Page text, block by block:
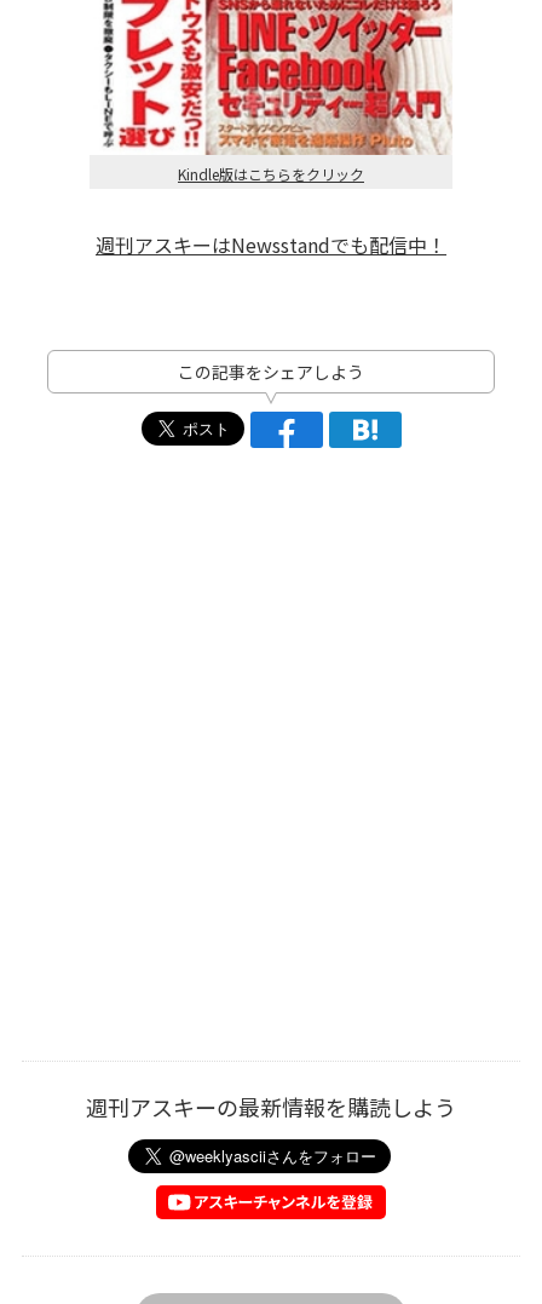
Kindle版はこちらをクリック
週刊アスキーはNewsstandでも配信中！
この記事をシェアしよう
週刊アスキーの最新情報を購読しよう